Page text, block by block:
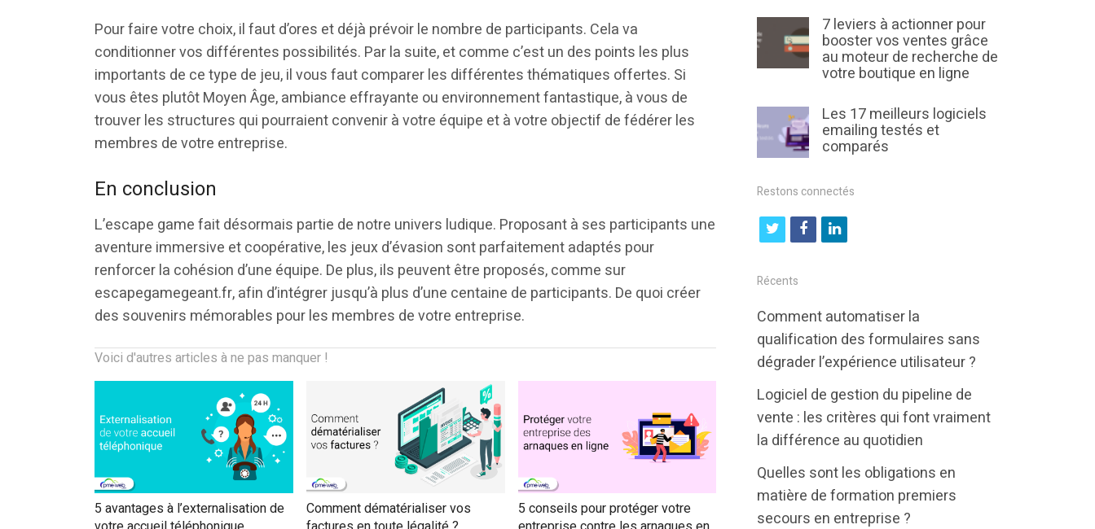
Pour faire votre choix, il faut d’ores et déjà prévoir le nombre de participants. Cela va
conditionner vos différentes possibilités. Par la suite, et comme c’est un des points les plus
importants de ce type de jeu, il vous faut comparer les différentes thématiques offertes. Si
vous êtes plutôt Moyen Âge, ambiance effrayante ou environnement fantastique, à vous de
trouver les structures qui pourraient convenir à votre équipe et à votre objectif de fédérer les
membres de votre entreprise.
En conclusion
L’escape game fait désormais partie de notre univers ludique. Proposant à ses participants une
aventure immersive et coopérative, les jeux d’évasion sont parfaitement adaptés pour
renforcer la cohésion d’une équipe. De plus, ils peuvent être proposés, comme sur
escapegamegeant.fr, afin d’intégrer jusqu’à plus d’une centaine de participants. De quoi créer
des souvenirs mémorables pour les membres de votre entreprise.
Voici d'autres articles à ne pas manquer !
5 avantages à l’externalisation de
Comment dématérialiser vos
5 conseils pour protéger votre
7 leviers à actionner pour
booster vos ventes grâce
au moteur de recherche de
votre boutique en ligne
Les 17 meilleurs logiciels
emailing testés et
comparés
Restons connectés
t
i
t
e
r
f
b
o
k
l
k
e
d
n
Récents
Comment automatiser la
qualification des formulaires sans
dégrader l’expérience utilisateur ?
Logiciel de gestion du pipeline de
vente : les critères qui font vraiment
la différence au quotidien
Quelles sont les obligations en
matière de formation premiers
secours en entreprise ?